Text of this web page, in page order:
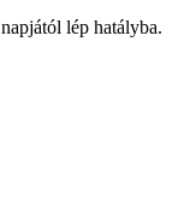
lép hatályba.